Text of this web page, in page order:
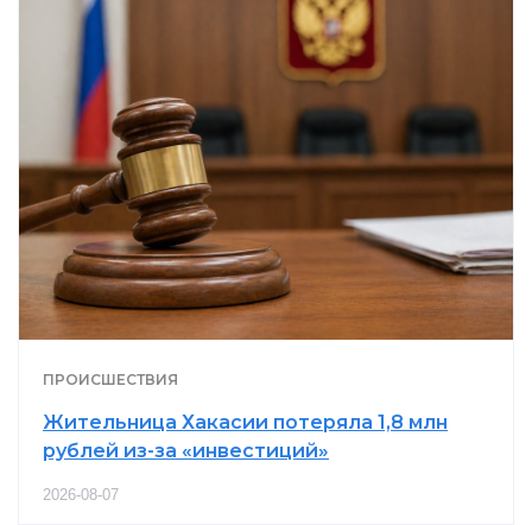
ПРОИСШЕСТВИЯ
Жительница Хакасии потеряла 1,8 млн
рублей из-за «инвестиций»
2026-08-07